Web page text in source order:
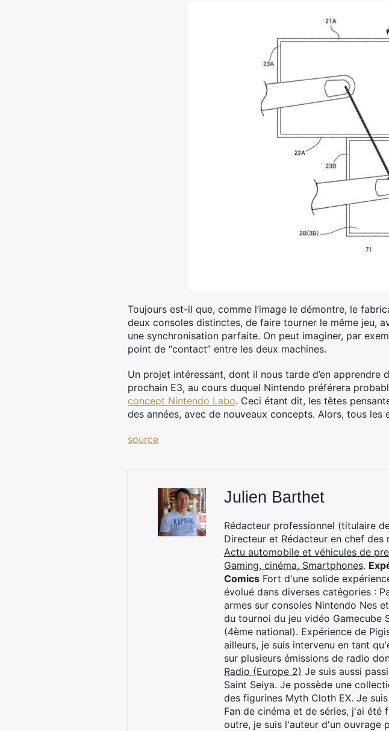
Toujours est-il que, comme l’image le démontre, le
deux consoles distinctes, de faire tourner le même jeu,
une synchronisation parfaite. On peut imaginer, par
point de “contact” entre les deux machines.
Un projet intéressant, dont il nous tarde d’en apprendre
prochain E3, au cours duquel Nintendo préférera
concept Nintendo Labo. Ceci étant dit, les têtes
des années, avec de nouveaux concepts. Alors, tous les
source
Julien Barthet
Rédacteur professionnel (titulaire
Directeur et Rédacteur en chef des
Actu automobile et véhicules de
Gaming, cinéma, Smartphones.
Comics Fort d'une solide
évolué dans diverses catégories :
armes sur consoles Nintendo Nes
du tournoi du jeu vidéo Gamecube
(4ème national). Expérience de
ailleurs, je suis intervenu en tant
sur plusieurs émissions de radio
Radio (Europe 2) Je suis aussi
Saint Seiya. Je possède une
des figurines Myth Cloth EX. Je
Fan de cinéma et de séries, j'ai été
outre, je suis l'auteur d'un ouvrage